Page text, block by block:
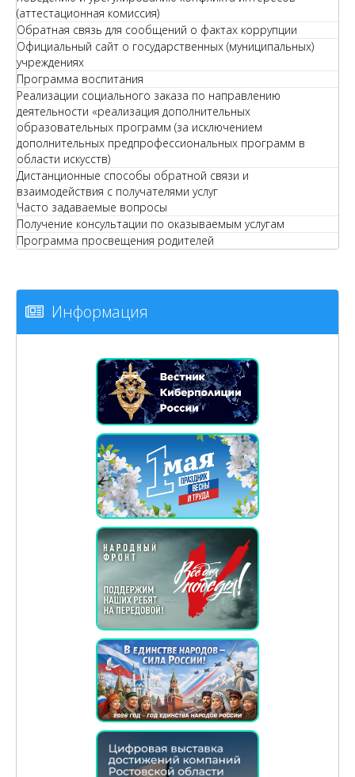
(аттестационная комиссия)
Обратная связь для сообщений о фактах коррупции
Официальный сайт о государственных (муниципальных)
учреждениях
Программа воспитания
Реализации социального заказа по направлению
деятельности «реализация дополнительных
образовательных программ (за исключением
дополнительных предпрофессиональных программ в
области искусств)
Дистанционные способы обратной связи и
взаимодействия с получателями услуг
Часто задаваемые вопросы
Получение консультации по оказываемым услугам
Программа просвещения родителей
Информация